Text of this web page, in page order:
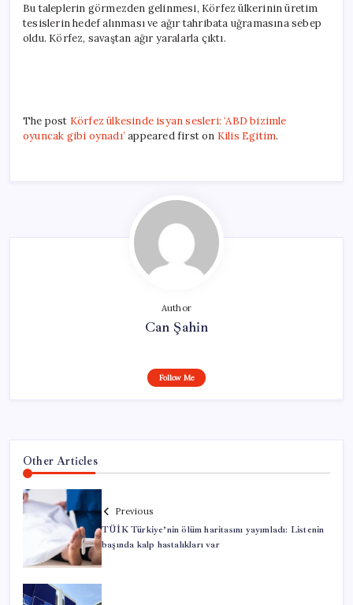
Bu taleplerin görmezden gelinmesi, Körfez ülkerinin üretim
tesislerin hedef alınması ve ağır tahribata uğramasına sebep
oldu. Körfez, savaştan ağır yaralarla çıktı.
The post Körfez ülkesinde isyan sesleri: ‘ABD bizimle
oyuncak gibi oynadı’ appeared first on Kilis Egitim.
Author
Can Şahin
Follow Me
Other Articles
Previous
TÜİK Türkiye’nin ölüm haritasını yayımladı: Listenin
başında kalp hastalıkları var